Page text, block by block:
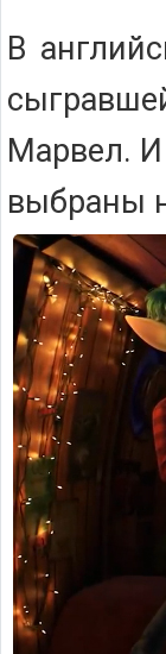
В
Марвел.
выбраны